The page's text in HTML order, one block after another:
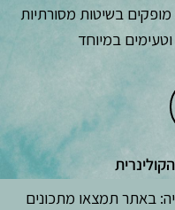
בשיטות מסורתיות
במיוחד
באתר תמצאו מתכונים